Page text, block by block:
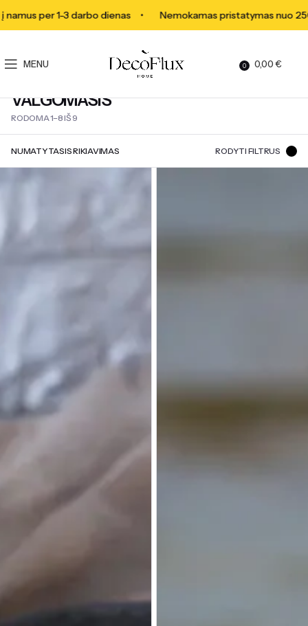
per 1-3 darbo dienas Nemokamas pristatymas nuo 250 €
MENU 0 0,00€
VALGOMASIS
RODOMA 1–8 IŠ 9
RODYTI FILTRUS